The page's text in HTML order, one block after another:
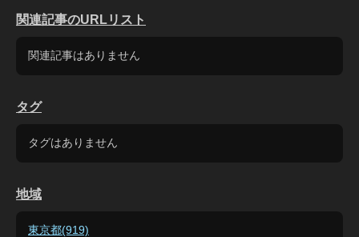
関連記事のURLリスト
関連記事はありません
タグ
タグはありません
地域
東京都(919)